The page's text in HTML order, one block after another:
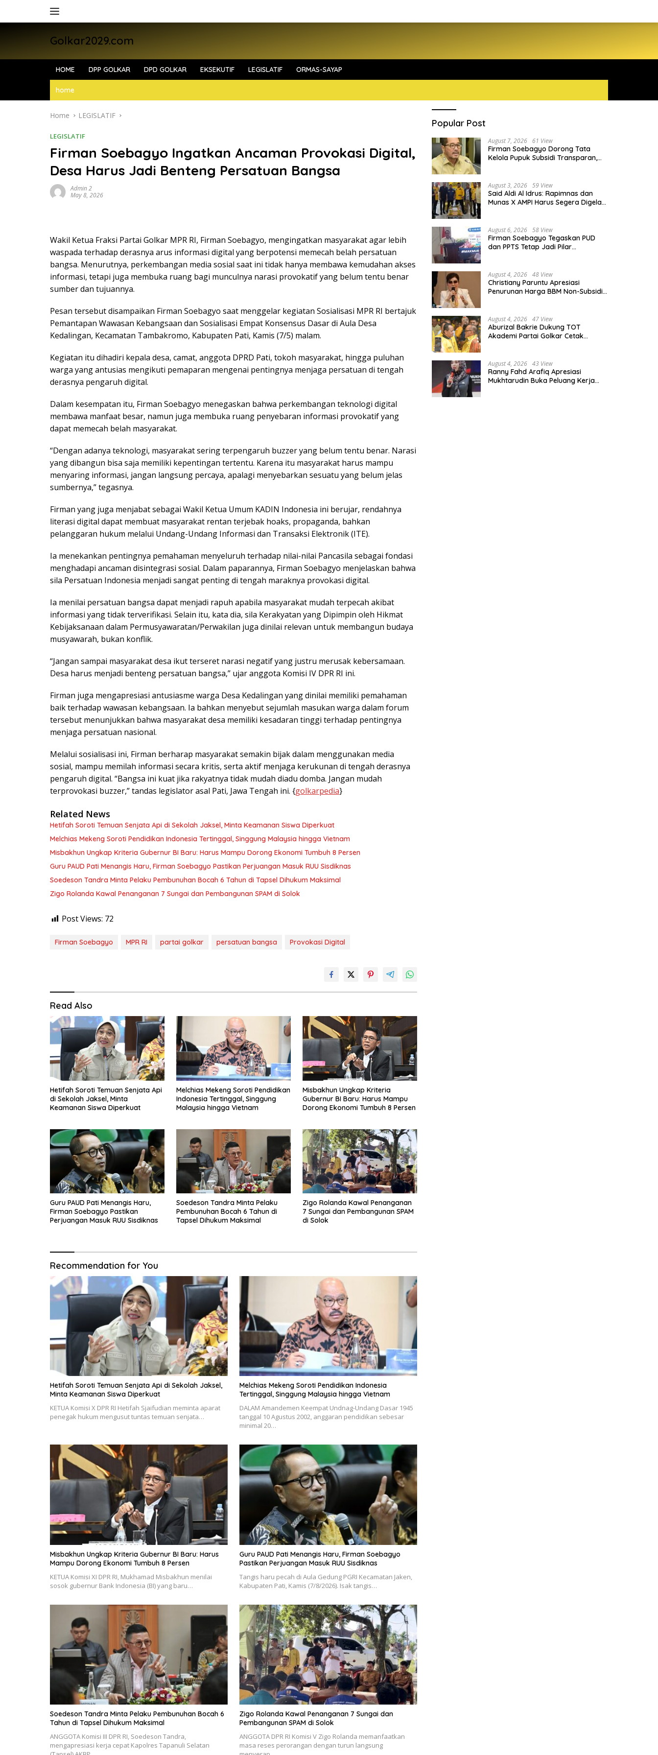
Golkar2029.com
HOME DPP GOLKAR DPD GOLKAR EKSEKUTIF LEGISLATIF ORMAS-SAYAP
home
Home LEGISLATIF
LEGISLATIF
Firman Soebagyo Ingatkan Ancaman Provokasi Digital,
Desa Harus Jadi Benteng Persatuan Bangsa
Admin 2
May 8, 2026
Wakil Ketua Fraksi Partai Golkar MPR RI, Firman Soebagyo, mengingatkan masyarakat agar lebih
waspada terhadap derasnya arus informasi digital yang berpotensi memecah belah persatuan
bangsa. Menurutnya, perkembangan media sosial saat ini tidak hanya membawa kemudahan akses
informasi, tetapi juga membuka ruang bagi munculnya narasi provokatif yang belum tentu benar
sumber dan tujuannya.
Pesan tersebut disampaikan Firman Soebagyo saat menggelar kegiatan Sosialisasi MPR RI bertajuk
Pemantapan Wawasan Kebangsaan dan Sosialisasi Empat Konsensus Dasar di Aula Desa
Kedalingan, Kecamatan Tambakromo, Kabupaten Pati, Kamis (7/5) malam.
Kegiatan itu dihadiri kepala desa, camat, anggota DPRD Pati, tokoh masyarakat, hingga puluhan
warga yang antusias mengikuti pemaparan mengenai pentingnya menjaga persatuan di tengah
derasnya pengaruh digital.
Dalam kesempatan itu, Firman Soebagyo menegaskan bahwa perkembangan teknologi digital
membawa manfaat besar, namun juga membuka ruang penyebaran informasi provokatif yang
dapat memecah belah masyarakat.
“Dengan adanya teknologi, masyarakat sering terpengaruh buzzer yang belum tentu benar. Narasi
yang dibangun bisa saja memiliki kepentingan tertentu. Karena itu masyarakat harus mampu
menyaring informasi, jangan langsung percaya, apalagi menyebarkan sesuatu yang belum jelas
sumbernya,” tegasnya.
Firman yang juga menjabat sebagai Wakil Ketua Umum KADIN Indonesia ini berujar, rendahnya
literasi digital dapat membuat masyarakat rentan terjebak hoaks, propaganda, bahkan
pelanggaran hukum melalui Undang-Undang Informasi dan Transaksi Elektronik (ITE).
Ia menekankan pentingnya pemahaman menyeluruh terhadap nilai-nilai Pancasila sebagai fondasi
menghadapi ancaman disintegrasi sosial. Dalam paparannya, Firman Soebagyo menjelaskan bahwa
sila Persatuan Indonesia menjadi sangat penting di tengah maraknya provokasi digital.
Ia menilai persatuan bangsa dapat menjadi rapuh apabila masyarakat mudah terpecah akibat
informasi yang tidak terverifikasi. Selain itu, kata dia, sila Kerakyatan yang Dipimpin oleh Hikmat
Kebijaksanaan dalam Permusyawaratan/Perwakilan juga dinilai relevan untuk membangun budaya
musyawarah, bukan konflik.
“Jangan sampai masyarakat desa ikut terseret narasi negatif yang justru merusak kebersamaan.
Desa harus menjadi benteng persatuan bangsa,” ujar anggota Komisi IV DPR RI ini.
Firman juga mengapresiasi antusiasme warga Desa Kedalingan yang dinilai memiliki pemahaman
baik terhadap wawasan kebangsaan. Ia bahkan menyebut sejumlah masukan warga dalam forum
tersebut menunjukkan bahwa masyarakat desa memiliki kesadaran tinggi terhadap pentingnya
menjaga persatuan nasional.
Melalui sosialisasi ini, Firman berharap masyarakat semakin bijak dalam menggunakan media
sosial, mampu memilah informasi secara kritis, serta aktif menjaga kerukunan di tengah derasnya
pengaruh digital. “Bangsa ini kuat jika rakyatnya tidak mudah diadu domba. Jangan mudah
terprovokasi buzzer,” tandas legislator asal Pati, Jawa Tengah ini. {golkarpedia}
Related News
Hetifah Soroti Temuan Senjata Api di Sekolah Jaksel, Minta Keamanan Siswa Diperkuat
Melchias Mekeng Soroti Pendidikan Indonesia Tertinggal, Singgung Malaysia hingga Vietnam
Misbakhun Ungkap Kriteria Gubernur BI Baru: Harus Mampu Dorong Ekonomi Tumbuh 8 Persen
Guru PAUD Pati Menangis Haru, Firman Soebagyo Pastikan Perjuangan Masuk RUU Sisdiknas
Soedeson Tandra Minta Pelaku Pembunuhan Bocah 6 Tahun di Tapsel Dihukum Maksimal
Zigo Rolanda Kawal Penanganan 7 Sungai dan Pembangunan SPAM di Solok
Post Views: 72
Firman Soebagyo MPR RI partai golkar persatuan bangsa Provokasi Digital
Read Also
Hetifah Soroti Temuan Senjata Api
di Sekolah Jaksel, Minta
Keamanan Siswa Diperkuat
Melchias Mekeng Soroti Pendidikan
Indonesia Tertinggal, Singgung
Malaysia hingga Vietnam
Misbakhun Ungkap Kriteria
Gubernur BI Baru: Harus Mampu
Dorong Ekonomi Tumbuh 8 Persen
Guru PAUD Pati Menangis Haru,
Firman Soebagyo Pastikan
Perjuangan Masuk RUU Sisdiknas
Soedeson Tandra Minta Pelaku
Pembunuhan Bocah 6 Tahun di
Tapsel Dihukum Maksimal
Zigo Rolanda Kawal Penanganan
7 Sungai dan Pembangunan SPAM
di Solok
Recommendation for You
Hetifah Soroti Temuan Senjata Api di Sekolah Jaksel,
Minta Keamanan Siswa Diperkuat
KETUA Komisi X DPR RI Hetifah Sjaifudian meminta aparat
penegak hukum mengusut tuntas temuan senjata…
Melchias Mekeng Soroti Pendidikan Indonesia
Tertinggal, Singgung Malaysia hingga Vietnam
DALAM Amandemen Keempat Undnag-Undang Dasar 1945
tanggal 10 Agustus 2002, anggaran pendidikan sebesar
minimal 20…
Misbakhun Ungkap Kriteria Gubernur BI Baru: Harus
Mampu Dorong Ekonomi Tumbuh 8 Persen
KETUA Komisi XI DPR RI, Mukhamad Misbakhun menilai
sosok gubernur Bank Indonesia (BI) yang baru…
Guru PAUD Pati Menangis Haru, Firman Soebagyo
Pastikan Perjuangan Masuk RUU Sisdiknas
Tangis haru pecah di Aula Gedung PGRI Kecamatan Jaken,
Kabupaten Pati, Kamis (7/8/2026). Isak tangis…
Soedeson Tandra Minta Pelaku Pembunuhan Bocah 6
Tahun di Tapsel Dihukum Maksimal
ANGGOTA Komisi III DPR RI, Soedeson Tandra,
mengapresiasi kerja cepat Kapolres Tapanuli Selatan
Zigo Rolanda Kawal Penanganan 7 Sungai dan
Pembangunan SPAM di Solok
ANGGOTA DPR RI Komisi V Zigo Rolanda memanfaatkan
masa reses perorangan dengan turun langsung
Popular Post
August 7, 2026 61 View
Firman Soebagyo Dorong Tata
Kelola Pupuk Subsidi Transparan,
August 3, 2026 59 View
Said Aldi Al Idrus: Rapimnas dan
Munas X AMPI Harus Segera Digelar
August 6, 2026 58 View
Firman Soebagyo Tegaskan PUD
dan PPTS Tetap Jadi Pilar
August 4, 2026 48 View
Christiany Paruntu Apresiasi
Penurunan Harga BBM Non-Subsidi,
August 4, 2026 47 View
Aburizal Bakrie Dukung TOT
Akademi Partai Golkar Cetak
August 4, 2026 43 View
Ranny Fahd Arafiq Apresiasi
Mukhtarudin Buka Peluang Kerja